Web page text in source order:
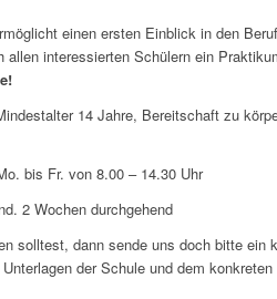
einen ersten Einblick in den
allen interessierten Schülern ein
14 Jahre, Bereitschaft zu
Fr. von 8.00 – 14.30 Uhr
2 Wochen durchgehend
solltest, dann sende uns doch bitte
der Schule und dem